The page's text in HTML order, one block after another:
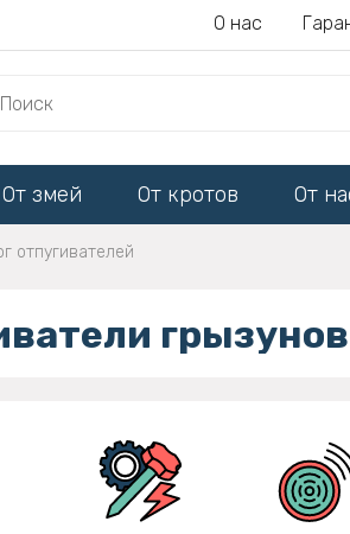
О нас
От змей От кротов От
отпугивателей
грызунов